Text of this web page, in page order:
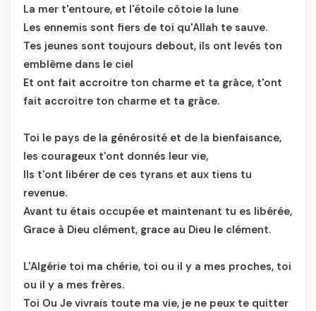
La mer t'entoure, et l'étoile côtoie la lune
Les ennemis sont fiers de toi qu'Allah te sauve.
Tes jeunes sont toujours debout, ils ont levés ton
emblème dans le ciel
Et ont fait accroitre ton charme et ta grâce, t'ont
fait accroitre ton charme et ta grâce.
Toi le pays de la générosité et de la bienfaisance,
les courageux t'ont donnés leur vie,
Ils t'ont libérer de ces tyrans et aux tiens tu
revenue.
Avant tu étais occupée et maintenant tu es libérée,
Grace à Dieu clément, grace au Dieu le clément.
L'Algérie toi ma chérie, toi ou il y a mes proches, toi
ou il y a mes frères.
Toi Ou Je vivrais toute ma vie, je ne peux te quitter